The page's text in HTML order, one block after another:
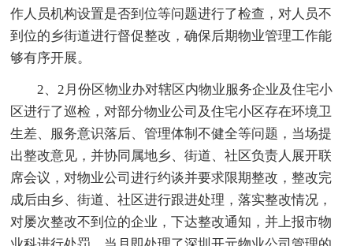
作人员机构设置是否到位等问题进行了检查，对人员不
到位的乡街道进行督促整改，确保后期物业管理工作能
够有序开展。
2、2月份区物业办对辖区内物业服务企业及住宅小
区进行了巡检，对部分物业公司及住宅小区存在环境卫
生差、服务意识落后、管理体制不健全等问题，当场提
出整改意见，并协同属地乡、街道、社区负责人展开联
席会议，对物业公司进行约谈并要求限期整改，整改完
成后由乡、街道、社区进行跟进处理，落实整改情况，
对屡次整改不到位的企业，下达整改通知，并上报市物